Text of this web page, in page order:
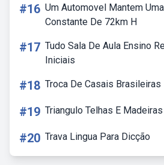
#16 Um Automovel Mantem
Constante De 72km H
#17 Tudo Sala De Aula Ensino
Iniciais
#18 Troca De Casais Brasileiras
#19 Triangulo Telhas E Madeiras
#20 Trava Lingua Para Dicção